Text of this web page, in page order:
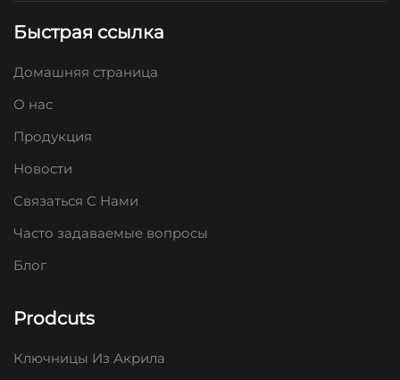
Быстрая ссылка
Домашняя страница
О нас
Продукция
Новости
Связаться С Нами
Часто задаваемые вопросы
Блог
Prodcuts
Ключницы Из Акрила